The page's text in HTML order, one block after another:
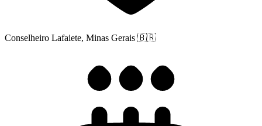
Conselheiro Lafaiete, Minas Gerais 🇧🇷